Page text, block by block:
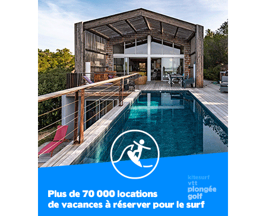
DU BEAUFORTAIN
04:09
#Ep8 VLOG : DÉCOUVERTE DU VERCORS ET DU
BASSIN GRENOBLOIS !
09:04
#Ep9 VLOG : UN SPORTIHOME CHEZ
SPORTIHOME !
07:21
#Ep10 VLOG : UN SEJOUR SPORTIF PROCHE DE
PARIS !
07:37
#Ep11 VLOG : SÉJOUR AU BORD DE LA SAÔNE
ET AU LAC D’AIGUEBELETTE
05:55
#Ep12 VLOG : ANNECY, ENTRE LAC ET
06:26